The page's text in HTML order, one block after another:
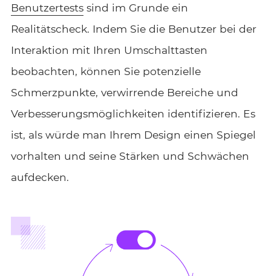
Benutzertestssind im Grunde ein
Realitätscheck. Indem Sie die Benutzer bei der
Interaktion mit Ihren Umschalttasten
beobachten, können Sie potenzielle
Schmerzpunkte, verwirrende Bereiche und
Verbesserungsmöglichkeiten identifizieren. Es
ist, als würde man Ihrem Design einen Spiegel
vorhalten und seine Stärken und Schwächen
aufdecken.